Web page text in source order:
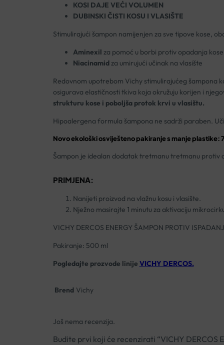
KOSI DAJE VEĆI VOLUMEN
DUBINSKI ČISTI KOSU I VLASIŠTE
Stimulirajući šampon namijenjen za sve tipove kose,
Aminexil za pomoć u borbi protiv opadanja kose
Niacinamidza umirujući učinak na vlasište
Redovnom upotrebom Vichy stimulirajućeg šampona
osigurava elastičnosti tkiva koja okružuju korijen i
strukturu kose i poboljša protok krvi u vlasištu.
Hipoalergena formula šampona ne sadrži paraben.
Novo ekološki osviješteno pakiranje s manje plastike:
Šampon je idealan dodatak tretmanu tretmanu protiv
PRIMJENA:
Nanijeti proizvod na vlažnu kosu i vlasište.
Nježno masirajte 1 minutu za aktivaciju
VICHY DERCOS ENERGY ŠAMPON PROTIV
Pakiranje: 500 ml
Pogledajte prozvode linije VICHY DERCOS.
Brend Vichy
Još nema recenzija.
Budite prvi koji će recenzirati “VICHY DERCOS